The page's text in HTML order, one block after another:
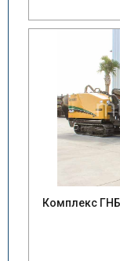
Комплекс ГНБ